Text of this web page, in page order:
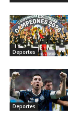
Deportes
Deportes